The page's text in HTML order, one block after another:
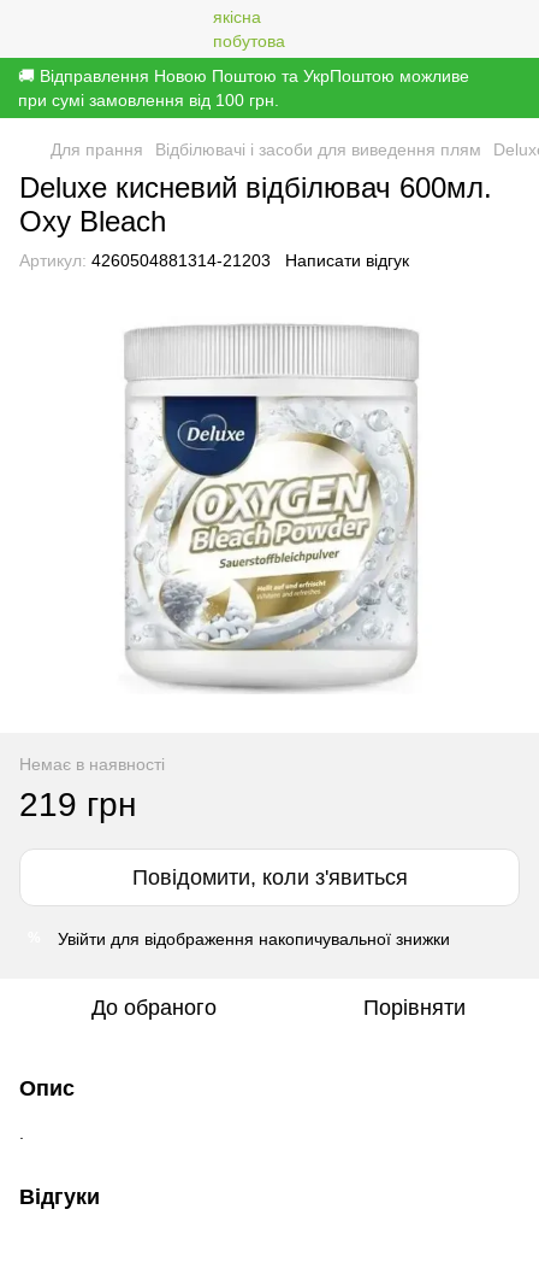
🚚 Відправлення Новою Поштою та УкрПоштою можливе
при сумі замовлення від 100 грн.
Для прання Відбілювачі і засоби для виведення плям
Deluxe кисневий відбілювач 600мл.
Oxy Bleach
Артикул: 4260504881314-21203 Написати відгук
Немає в наявності
219 грн
Повідомити, коли з'явиться
Увійти для відображення накопичувальної знижки
До обраного Порівняти
Опис
Відгуки